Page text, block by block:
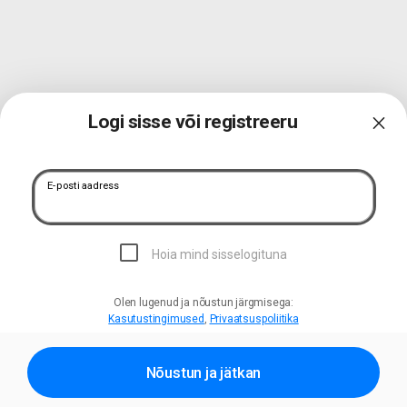
Logi sisse või registreeru close
E-posti aadress
Hoia mind sisselogituna
Olen lugenud ja nõustun järgmisega:
Kasutustingimused , Privaatsuspoliitika
Nõustun ja jätkan